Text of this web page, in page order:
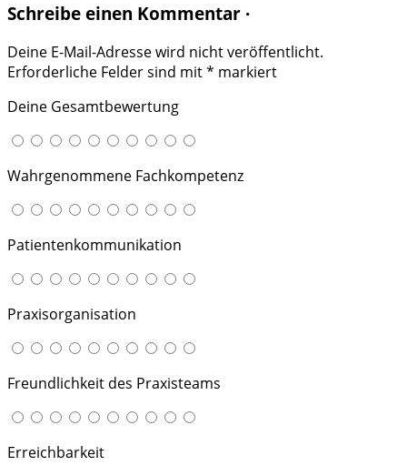
Schreibe einen Kommentar ·
Deine E-Mail-Adresse wird nicht veröffentlicht.
Erforderliche Felder sind mit* markiert
Deine Gesamtbewertung
Wahrgenommene Fachkompetenz
Patientenkommunikation
Praxisorganisation
Freundlichkeit des Praxisteams
Erreichbarkeit